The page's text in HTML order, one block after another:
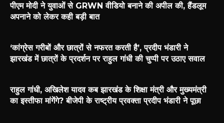
पीएम मोदी ने युवाओं से GRWN वीडियो बनाने की अपील की, हैंडलूम
अपनाने को लेकर कही बड़ी बात
‘कांग्रेस गरीबों और छात्रों से नफरत करती है’, प्रदीप भंडारी ने
झारखंड में छात्रों के प्रदर्शन पर राहुल गांधी की चुप्पी पर उठाए सवाल
राहुल गांधी, अखिलेश यादव कब झारखंड के शिक्षा मंत्री और मुख्यमंत्री
का इस्तीफा मांगेंगे? बीजेपी के राष्ट्रीय प्रवक्ता प्रदीप भंडारी ने पूछा